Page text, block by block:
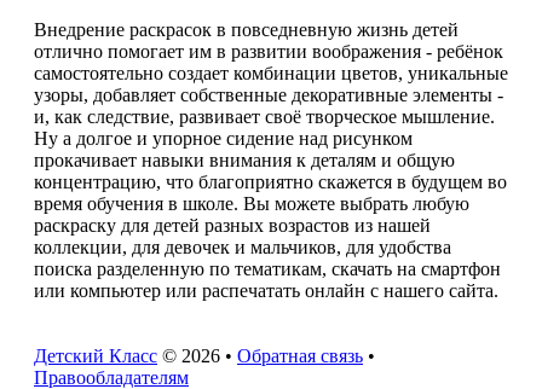
Внедрение раскрасок в повседневную жизнь детей
отлично помогает им в развитии воображения - ребёнок
самостоятельно создает комбинации цветов, уникальные
узоры, добавляет собственные декоративные элементы -
и, как следствие, развивает своё творческое мышление.
Ну а долгое и упорное сидение над рисунком
прокачивает навыки внимания к деталям и общую
концентрацию, что благоприятно скажется в будущем во
время обучения в школе. Вы можете выбрать любую
раскраску для детей разных возрастов из нашей
коллекции, для девочек и мальчиков, для удобства
поиска разделенную по тематикам, скачать на смартфон
или компьютер или распечатать онлайн с нашего сайта.
Детский Класс © 2026 • Обратная связь •
Правообладателям